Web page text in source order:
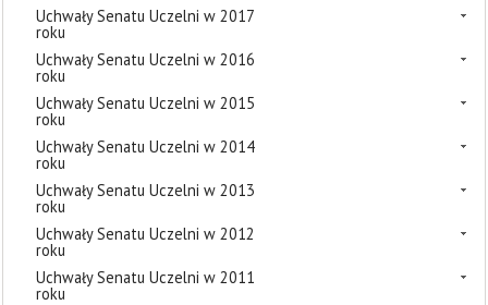
Uchwały Senatu Uczelni w 2017
roku
Uchwały Senatu Uczelni w 2016
roku
Uchwały Senatu Uczelni w 2015
roku
Uchwały Senatu Uczelni w 2014
roku
Uchwały Senatu Uczelni w 2013
roku
Uchwały Senatu Uczelni w 2012
roku
Uchwały Senatu Uczelni w 2011
roku